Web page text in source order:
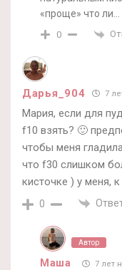
«проще» что ли…
0
Дарья_904 7
Мария, если для
f10 взять? 🙂
чтобы меня
что f30 слишком
кисточке ) у меня,
0
Автор
Маша 7 лет